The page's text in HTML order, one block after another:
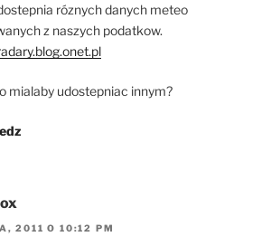
róznych danych meteo
z naszych podatkow.
mialaby udostepniac innym?
2011 O 10:12 PM